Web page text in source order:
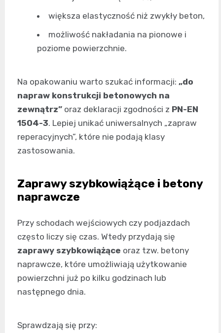
większa elastyczność niż zwykły beton,
możliwość nakładania na pionowe i
poziome powierzchnie.
Na opakowaniu warto szukać informacji: „do
napraw konstrukcji betonowych na
zewnątrz” oraz deklaracji zgodności z PN-EN
1504-3. Lepiej unikać uniwersalnych „zapraw
reperacyjnych”, które nie podają klasy
zastosowania.
Zaprawy szybkowiążące i betony
naprawcze
Przy schodach wejściowych czy podjazdach
często liczy się czas. Wtedy przydają się
zaprawy szybkowiążące oraz tzw. betony
naprawcze, które umożliwiają użytkowanie
powierzchni już po kilku godzinach lub
następnego dnia.
Sprawdzają się przy: